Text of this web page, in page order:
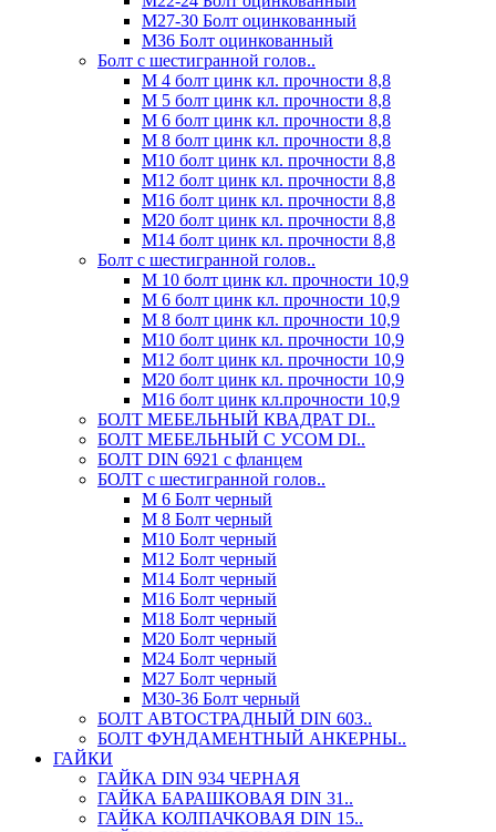
М27-30 Болт оцинкованный
М36 Болт оцинкованный
Болт с шестигранной голов..
М 4 болт цинк кл. прочности 8,8
М 5 болт цинк кл. прочности 8,8
М 6 болт цинк кл. прочности 8,8
М 8 болт цинк кл. прочности 8,8
М10 болт цинк кл. прочности 8,8
М12 болт цинк кл. прочности 8,8
М16 болт цинк кл. прочности 8,8
М20 болт цинк кл. прочности 8,8
М14 болт цинк кл. прочности 8,8
Болт с шестигранной голов..
М 10 болт цинк кл. прочности 10,9
М 6 болт цинк кл. прочности 10,9
М 8 болт цинк кл. прочности 10,9
М10 болт цинк кл. прочности 10,9
М12 болт цинк кл. прочности 10,9
М20 болт цинк кл. прочности 10,9
М16 болт цинк кл.прочности 10,9
БОЛТ МЕБЕЛЬНЫЙ КВАДРАТ DI..
БОЛТ МЕБЕЛЬНЫЙ С УСОМ DI..
БОЛТ DIN 6921 c фланцем
БОЛТ с шестигранной голов..
М 6 Болт черный
М 8 Болт черный
М10 Болт черный
М12 Болт черный
М14 Болт черный
М16 Болт черный
М18 Болт черный
М20 Болт черный
М24 Болт черный
М27 Болт черный
М30-36 Болт черный
БОЛТ АВТОСТРАДНЫЙ DIN 603..
БОЛТ ФУНДАМЕНТНЫЙ АНКЕРНЫ..
ГАЙКИ
ГАЙКА DIN 934 ЧЕРНАЯ
ГАЙКА БАРАШКОВАЯ DIN 31..
ГАЙКА КОЛПАЧКОВАЯ DIN 15..